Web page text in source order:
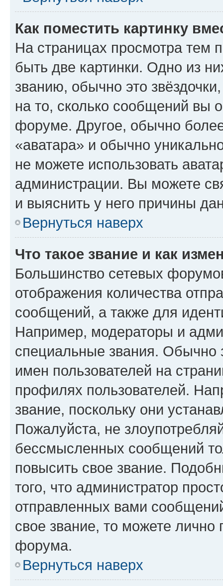
Как поместить картинку
На страницах просмотра тем
быть две картинки. Одно из
званию, обычно это
на то, сколько сообщений вы
форуме. Другое, обычно
«аватара» и обычно
не можете использовать
администрации. Вы можете
и выяснить у него причины
Вернуться наверх
Что такое звание и как
Большинство сетевых
отображения количества
сообщений, а также для
Например, модераторы и
специальные звания. Обычно
имен пользователей на
профилях пользователей.
звание, поскольку они
Пожалуйста, не
бессмысленных сообщений
повысить свое звание.
того, что администратор
отправленных вами
свое звание, то можете лично
форума.
Вернуться наверх